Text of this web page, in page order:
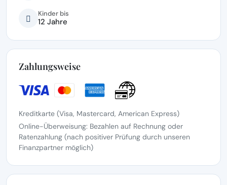
Kinder bis
12 Jahre
Zahlungsweise
Kreditkarte (Visa, Mastercard, American Express)
Online-Überweisung: Bezahlen auf Rechnung oder
Ratenzahlung (nach positiver Prüfung durch unseren
Finanzpartner möglich)